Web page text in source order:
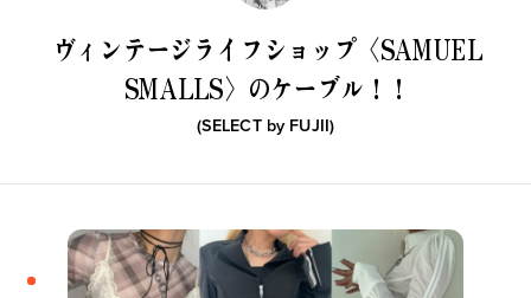
ヴィンテージライフショップ〈SAMUEL
SMALLS〉のケーブル！！
(SELECT by FUJII)